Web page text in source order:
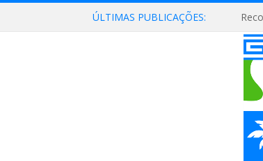
ÚLTIMAS PUBLICAÇÕES: